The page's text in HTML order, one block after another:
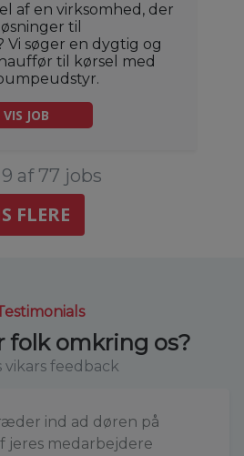
af en virksomhed, der
til
Vi søger en dygtig og
til kørsel med
VIS JOB
af 77 jobs
FLERE
folk omkring os?
vikars feedback
ind ad døren på
jeres medarbejdere